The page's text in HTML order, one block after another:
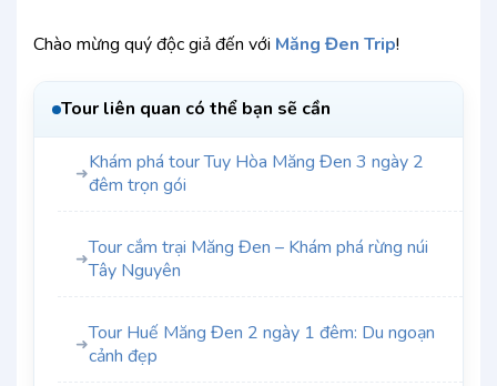
Chào mừng quý độc giả đến với Măng Đen Trip!
Tour liên quan có thể bạn sẽ cần
➜Khám phá tour Tuy Hòa Măng Đen 3 ngày 2
đêm trọn gói
➜Tour cắm trại Măng Đen – Khám phá rừng núi
Tây Nguyên
➜Tour Huế Măng Đen 2 ngày 1 đêm: Du ngoạn
cảnh đẹp